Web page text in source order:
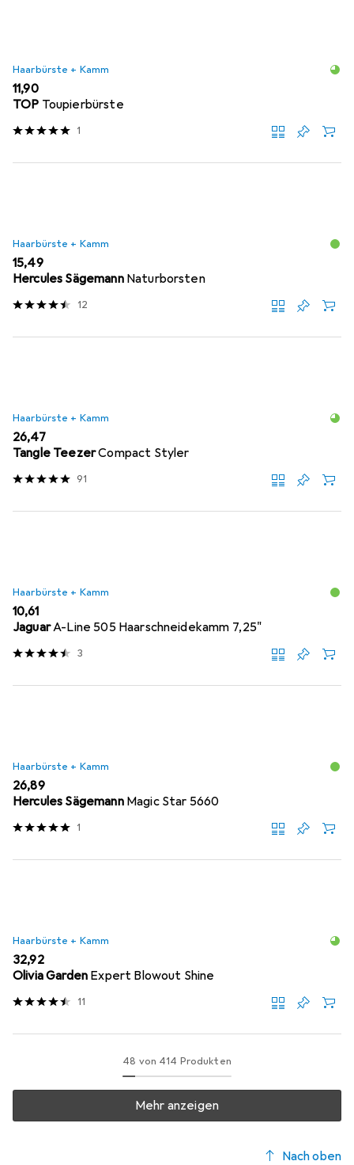
Haarbürste + Kamm
EUR
11,90
TOP Toupierbürste
1
Haarbürste + Kamm
EUR
15,49
Hercules Sägemann Naturborsten
12
Haarbürste + Kamm
EUR
26,47
Tangle TeezerCompact Styler
91
Haarbürste + Kamm
EUR
10,61
JaguarA-Line 505 Haarschneidekamm 7,25"
3
Haarbürste + Kamm
EUR
26,89
Hercules Sägemann Magic Star 5660
1
Haarbürste + Kamm
EUR
32,92
Olivia Garden Expert Blowout Shine
11
48 von 414 Produkten
Mehr anzeigen
Nach oben